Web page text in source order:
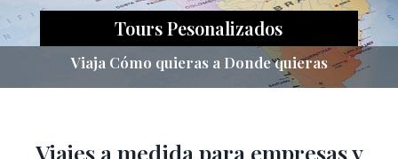
Tours Pesonalizados
Viaja Cómo quieras a Donde quieras
Viajes a medida para empresas y